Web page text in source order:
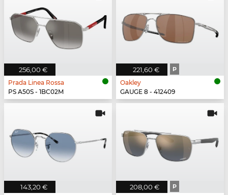
256,00 €
Prada Linea Rossa
PS A50S - 1BC02M
221,60 € P
Oakley
GAUGE 8 - 412409
143,20 € 208,00 € P